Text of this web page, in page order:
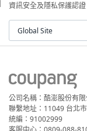
Global Site
公司名稱：酷澎股份有限
聯繫地址：11049 台北
統編：91002999
客服中心：0809-088-
電子郵件：